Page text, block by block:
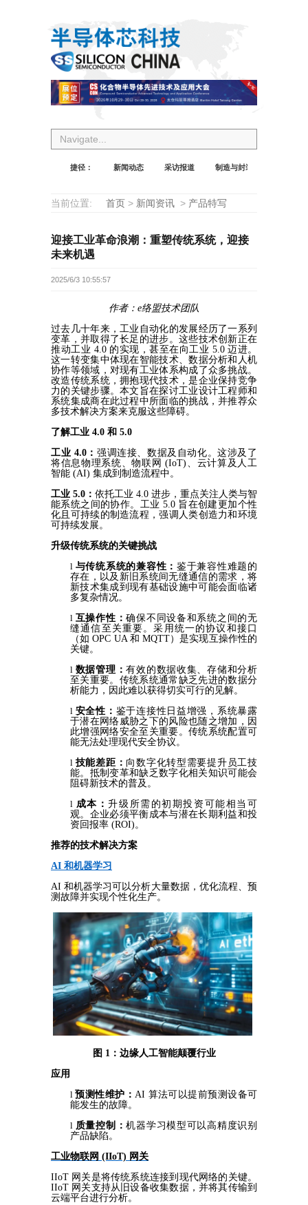
Navigate...
捷径： 新闻动态 采访报道 制造与封装
当前位置: 首页 > 新闻资讯 > 产品特写
迎接工业革命浪潮：重塑传统系统，迎接
未来机遇
2025/6/3 10:55:57
作者：e络盟技术团队
过去几十年来，工业自动化的发展经历了一系列
变革，并取得了长足的进步。这些技术创新正在
推动工业 4.0 的实现，甚至在向工业 5.0 迈进。
这一转变集中体现在智能技术、数据分析和人机
协作等领域，对现有工业体系构成了众多挑战。
改造传统系统，拥抱现代技术，是企业保持竞争
力的关键步骤。本文旨在探讨工业设计工程师和
系统集成商在此过程中所面临的挑战，并推荐众
多技术解决方案来克服这些障碍。
了解工业 4.0 和 5.0
工业 4.0：强调连接、数据及自动化。这涉及了
将信息物理系统、物联网 (IoT)、云计算及人工
智能 (AI) 集成到制造流程中。
工业 5.0 ： 依托工业 4.0 进步，重点关注人类与智
能系统之间的协作。工业 5.0 旨在创建更加个性
化且可持续的制造流程，强调人类创造力和环境
可持续发展。
升级传统系统的关键挑战
l 与传统系统的兼容性： 鉴于兼容性难题的
存在，以及新旧系统间无缝通信的需求，将
新技术集成到现有基础设施中可能会面临诸
多复杂情况。
l 互操作性：确保不同设备和系统之间的无
缝通信至关重要。采用统一的协议和接口
（如 OPC UA 和 MQTT）是实现互操作性的
关键。
l 数据管理：有效的数据收集、存储和分析
至关重要。传统系统通常缺乏先进的数据分
析能力，因此难以获得切实可行的见解。
l 安全性： 鉴于连接性日益增强，系统暴露
于潜在网络威胁之下的风险也随之增加，因
此增强网络安全至关重要。传统系统配置可
能无法处理现代安全协议。
l 技能差距： 向数字化转型需要提升员工技
能。抵制变革和缺乏数字化相关知识可能会
阻碍新技术的普及。
l 成本：升级 所需的初期投资可能相当可
观。企业必须平衡成本与潜在长期利益和投
资回报率 (ROI)。
推荐的技术解决方案
AI 和机器学习
AI 和机器学习可以分析大量数据，优化流程、预
测故障并实现个性化生产。
图 1：边缘人工智能颠覆行业
应用
l预测性维护：AI 算法可以提前预测设备可
能发生的故障。
l 质量控制：机器学习模型可以高精度识别
产品缺陷。
工业物联网 (IIoT) 网关
IIoT 网关是将传统系统连接到现代网络的关键。
IIoT 网关支持从旧设备收集数据，并将其传输到
云端平台进行分析。